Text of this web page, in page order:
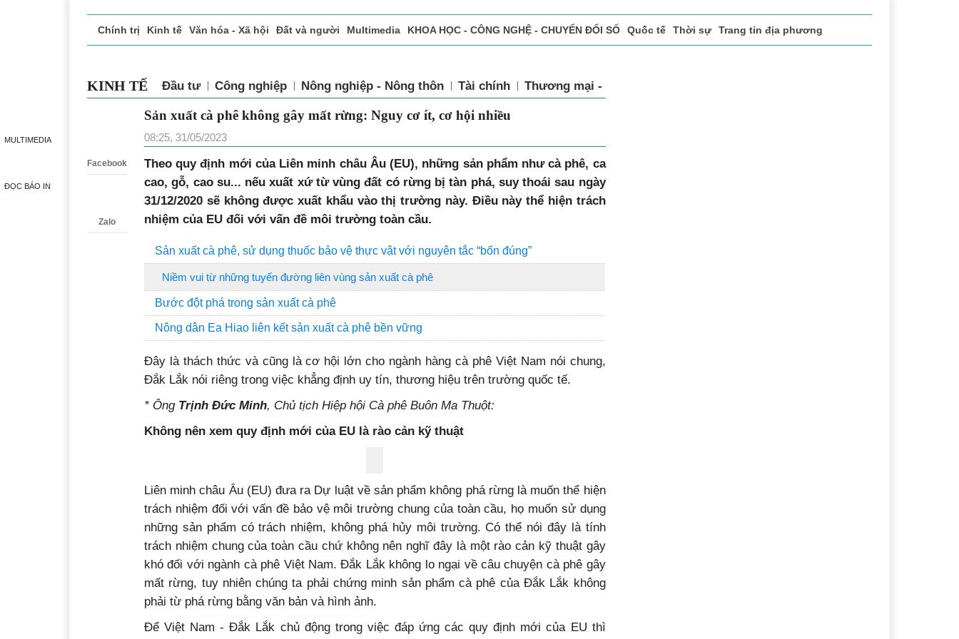
MULTIMEDIA
ĐỌC BÁO IN
Chính trị Kinh tế Văn hóa - Xã hội Đất và người Multimedia KHOA HỌC - CÔNG NGHỆ - CHUYỂN ĐỔI SỐ Quốc tế Thời sự Trang tin địa phương
KINH TẾ Đầu tư Công nghiệp Nông nghiệp - Nông thôn Tài chính Thương mại - Dịch vụ
Facebook
Zalo
Sản xuất cà phê không gây mất rừng: Nguy cơ ít, cơ hội nhiều
08:25, 31/05/2023
Theo quy định mới của Liên minh châu Âu (EU), những sản phẩm như cà phê, ca
cao, gỗ, cao su... nếu xuất xứ từ vùng đất có rừng bị tàn phá, suy thoái sau ngày
31/12/2020 sẽ không được xuất khẩu vào thị trường này. Điều này thể hiện trách
nhiệm của EU đối với vấn đề môi trường toàn cầu.
Sản xuất cà phê, sử dụng thuốc bảo vệ thực vật với nguyên tắc “bốn đúng”
Niềm vui từ những tuyến đường liên vùng sản xuất cà phê
Bước đột phá trong sản xuất cà phê
Nông dân Ea Hiao liên kết sản xuất cà phê bền vững
Đây là thách thức và cũng là cơ hội lớn cho ngành hàng cà phê Việt Nam nói chung,
Đắk Lắk nói riêng trong việc khẳng định uy tín, thương hiệu trên trường quốc tế.
* Ông Trịnh Đức Minh, Chủ tịch Hiệp hội Cà phê Buôn Ma Thuột:
Không nên xem quy định mới của EU là rào cản kỹ thuật
Liên minh châu Âu (EU) đưa ra Dự luật về sản phẩm không phá rừng là muốn thể hiện
trách nhiệm đối với vấn đề bảo vệ môi trường chung của toàn cầu, họ muốn sử dụng
những sản phẩm có trách nhiệm, không phá hủy môi trường. Có thể nói đây là tính
trách nhiệm chung của toàn cầu chứ không nên nghĩ đây là một rào cản kỹ thuật gây
khó đối với ngành cà phê Việt Nam. Đắk Lắk không lo ngại về câu chuyện cà phê gây
mất rừng, tuy nhiên chúng ta phải chứng minh sản phẩm cà phê của Đắk Lắk không
phải từ phá rừng bằng văn bản và hình ảnh.
Để Việt Nam - Đắk Lắk chủ động trong việc đáp ứng các quy định mới của EU thì